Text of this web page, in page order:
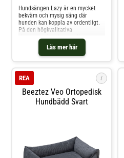
Läs mer här
Hundsängen Lazy är en mycket
bekväm och mysig säng där
hunden kan koppla av ordentligt.
På den högkvalitativa
dyna av viskoelastisk memory
foam som anpassar sig perfekt till
kroppen. Det lindrar trycket
bidra till en vilsam sömn. Den
särskil
i
Beeztez Veo Ortopedisk
Hundbädd Svart
REA